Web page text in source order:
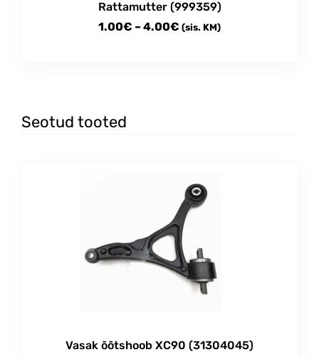
Rattamutter (999359)
1.00€ –4.00€ Price
(sis. KM)
variants.
Seotud tooted
Vasak õõtshoob XC90 (31304045)